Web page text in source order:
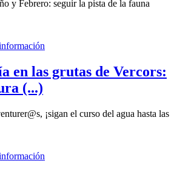
y Febrero: seguir la pista de la fauna
en las grutas de Vercors:
(...)
¡sigan el curso del agua hasta las